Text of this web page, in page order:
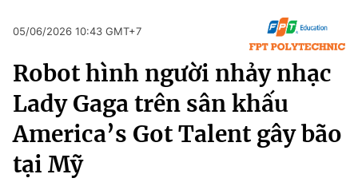
Chính trị
Xã hội
Pháp luật
Pháp luật
Thể thao
Truyền hình
Văn hóa - Giải trí
Y tế
Đời sống
Công nghệ
05/06/2026 10:43 GMT+7
Robot hình người nhảy nhạc
Lady Gaga trên sân khấu
America’s Got Talent gây bão
tại Mỹ